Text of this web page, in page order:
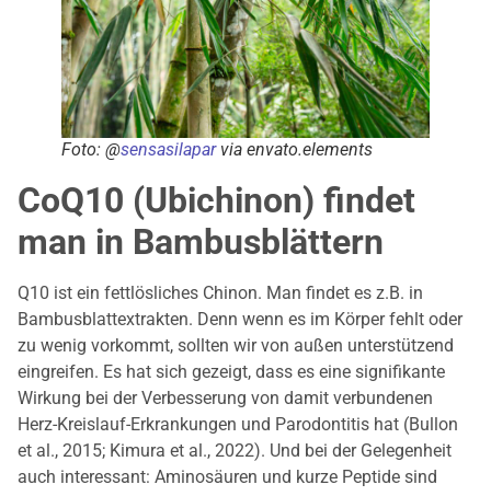
Foto: @sensasilaparvia envato.elements
CoQ10 (Ubichinon) findet
man in Bambusblättern
Q10 ist ein fettlösliches Chinon. Man findet es z.B. in
Bambusblattextrakten. Denn wenn es im Körper fehlt oder
zu wenig vorkommt, sollten wir von außen unterstützend
eingreifen. Es hat sich gezeigt, dass es eine signifikante
Wirkung bei der Verbesserung von damit verbundenen
Herz-Kreislauf-Erkrankungen und Parodontitis hat (Bullon
et al., 2015; Kimura et al., 2022). Und bei der Gelegenheit
auch interessant: Aminosäuren und kurze Peptide sind